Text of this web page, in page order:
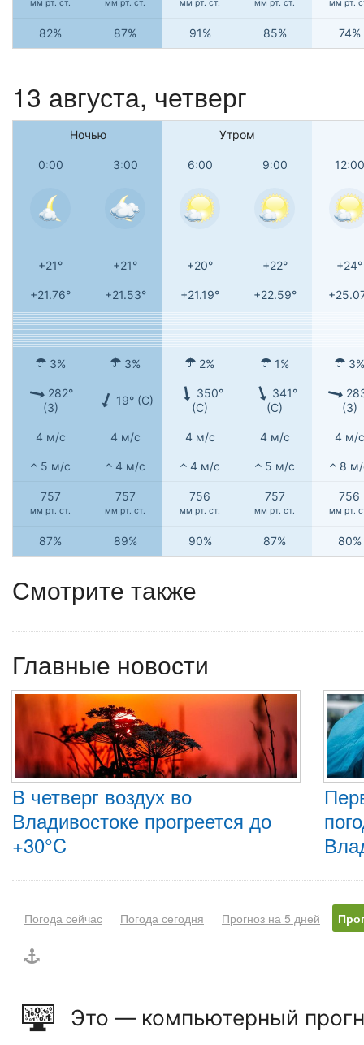
мм рт. ст. мм рт. ст. мм рт. ст. мм рт. ст. мм рт.
82% 87% 91% 85% 74%
13 августа, четверг
Ночью Утром
0:00 3:00 6:00 9:00 12:00
+21° +21° +20° +22° +24°
+21.76° +21.53° +21.19° +22.59°
3% 3% 2% 1% 3%
282°
(З)
19° (С)
350°
(С)
341°
(С)
(З)
4 м/с 4 м/с 4 м/с 4 м/с 4 м/с
5 м/с 4 м/с 4 м/с 5 м/с 8
757
мм рт. ст.
757
мм рт. ст.
756
мм рт. ст.
757
мм рт. ст.
756
мм рт.
87% 89% 90% 87% 80%
Смотрите также
Главные новости
В четверг воздух во
Владивостоке прогреется до
+30°C
Погода сейчас Погода сегодня Прогноз на 5 дней
Это — компьютерный